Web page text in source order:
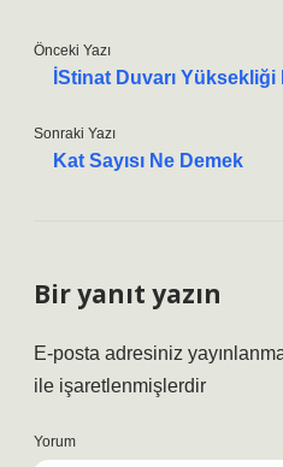
Önceki Yazı
İStinat Duvarı Yüksekliği
Sonraki Yazı
Kat Sayısı Ne Demek
Bir yanıt yazın
E-posta adresiniz
ile işaretlenmişlerdir
Yorum